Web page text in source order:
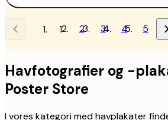
1 2 3 4 5
Havfotografier og -
Poster Store
I vores kategori med havplakater